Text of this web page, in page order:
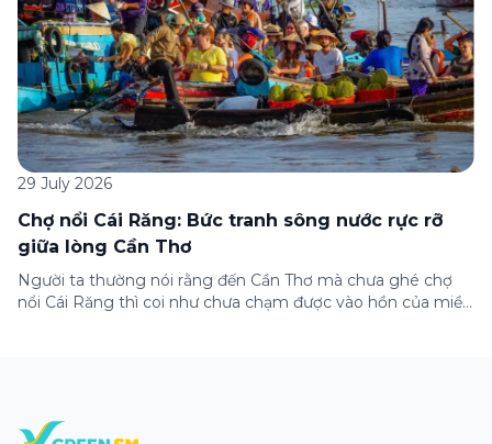
29 July 2026
Chợ nổi Cái Răng: Bức tranh sông nước rực rỡ
giữa lòng Cần Thơ
Người ta thường nói rằng đến Cần Thơ mà chưa ghé chợ
nổi Cái Răng thì coi như chưa chạm được vào hồn của miền